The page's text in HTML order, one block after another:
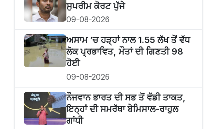
ਸੁਪਰੀਮ ਕੋਰਟ ਪੁੱਜੇ
09-08-2026
ਅਸਾਮ ’ਚ ਹੜ੍ਹਾਂ ਨਾਲ 1.55 ਲੱਖ ਤੋਂ ਵੱਧ
ਲੋਕ ਪ੍ਰਭਾਵਿਤ, ਮੌਤਾਂ ਦੀ ਗਿਣਤੀ 98
ਹੋਈ
09-08-2026
ਨੌਜਵਾਨ ਭਾਰਤ ਦੀ ਸਭ ਤੋਂ ਵੱਡੀ ਤਾਕਤ,
ਇਨ੍ਹਾਂ ਦੀ ਸਮਰੱਥਾ ਬੇਮਿਸਾਲ-ਰਾਹੁਲ
ਗਾਂਧੀ